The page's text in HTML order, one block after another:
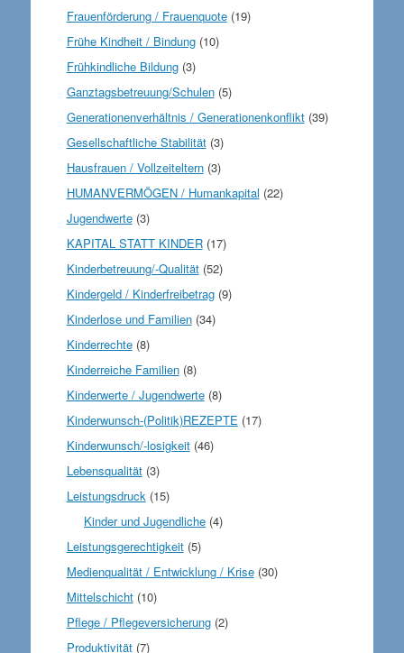
Frauenförderung / Frauenquote(19)
Frühe Kindheit / Bindung(10)
Frühkindliche Bildung(3)
Ganztagsbetreuung/Schulen(5)
Generationenverhältnis / Generationenkonflikt(39)
Gesellschaftliche Stabilität(3)
Hausfrauen / Vollzeiteltern(3)
HUMANVERMÖGEN / Humankapital (22)
Jugendwerte(3)
KAPITAL STATT KINDER(17)
Kinderbetreuung/-Qualität(52)
Kindergeld / Kinderfreibetrag(9)
Kinderlose und Familien(34)
Kinderrechte(8)
Kinderreiche Familien(8)
Kinderwerte / Jugendwerte(8)
Kinderwunsch-(Politik)REZEPTE (17)
Kinderwunsch/-losigkeit(46)
Lebensqualität(3)
Leistungsdruck(15)
Kinder und Jugendliche (4)
Leistungsgerechtigkeit(5)
Medienqualität / Entwicklung / Krise(30)
Mittelschicht(10)
Pflege / Pflegeversicherung(2)
Produktivität(7)